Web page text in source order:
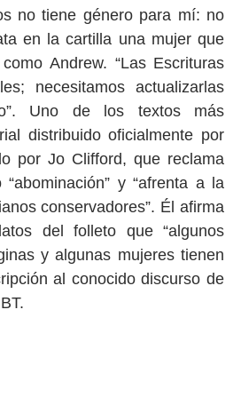
no tiene género para mí: no
en la cartilla una mujer que
Andrew. “Las Escrituras
necesitamos actualizarlas
Uno de los textos más
distribuido oficialmente por
por Jo Clifford, que reclama
y “afrenta a la
conservadores”. Él afirma
del folleto que “algunos
y algunas mujeres tienen
al conocido discurso de